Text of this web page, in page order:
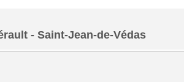
- Saint-Jean-de-Védas